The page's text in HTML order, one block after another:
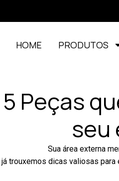
HOME PRODUTOS
5 Peças
seu
Sua área externa
já trouxemos dicas valiosas